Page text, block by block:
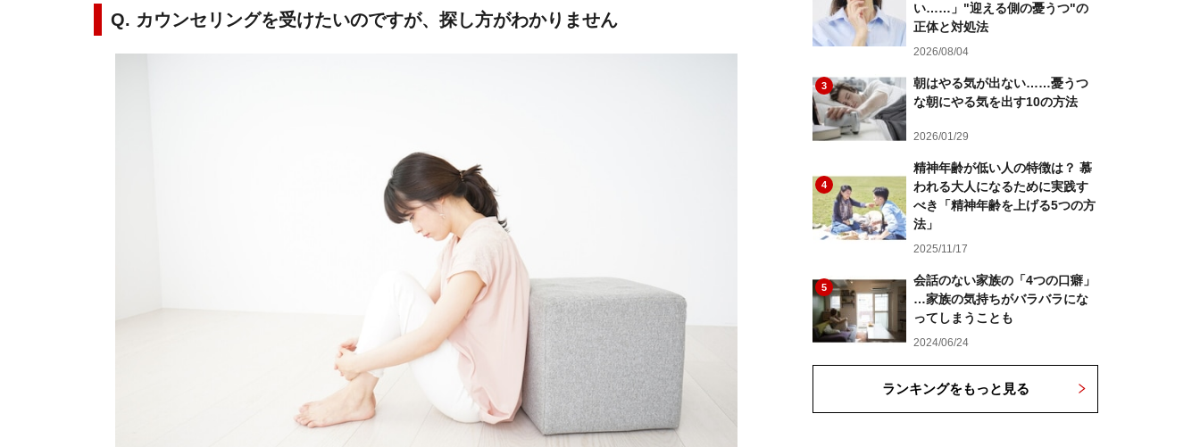
Q. カウンセリングを受けたいのですが、探し方がわかりません
い……」"迎える側の憂うつ"の
正体と対処法
2026/08/04
3
朝はやる気が出ない……憂うつ
な朝にやる気を出す10の方法
2026/01/29
4
精神年齢が低い人の特徴は？ 慕
われる大人になるために実践す
べき「精神年齢を上げる5つの方
法」
2025/11/17
5
会話のない家族の「4つの口癖」
…家族の気持ちがバラバラにな
ってしまうことも
2024/06/24
ランキングをもっと見る